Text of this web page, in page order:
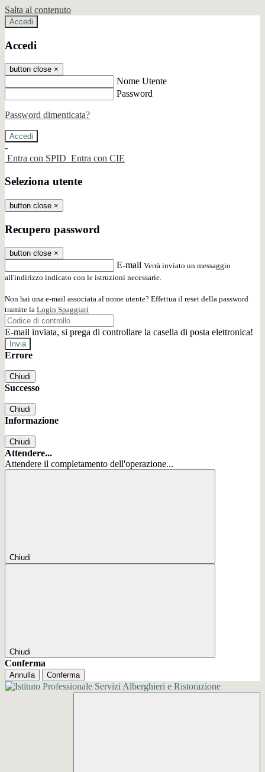
Salta al contenuto
Accedi
Accedi
button close ×
Nome Utente
Password
Password dimenticata?
-
Entra con SPID Entra con CIE
Seleziona utente
button close ×
Recupero password
button close ×
E-mail Verrà inviato un messaggio
all'indirizzo indicato con le istruzioni necessarie.
Non hai una e-mail associata al nome utente? Effettua il reset della password
tramite la Login Spaggiari
E-mail inviata, si prega di controllare la casella di posta elettronica!
Errore
Chiudi
Successo
Chiudi
Informazione
Chiudi
Attendere...
Attendere il completamento dell'operazione...
Chiudi
Chiudi
Conferma
Annulla Conferma